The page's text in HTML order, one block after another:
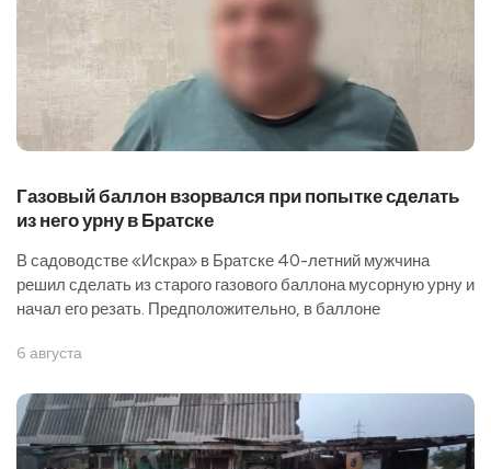
Газовый баллон взорвался при попытке сделать
из него урну в Братске
В садоводстве «Искра» в Братске 40-летний мужчина
решил сделать из старого газового баллона мусорную урну и
начал его резать. Предположительно, в баллоне
6 августа